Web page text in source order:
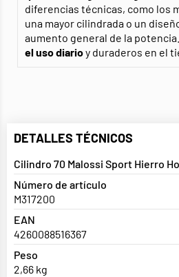
diferencias técnicas, como los
una mayor cilindrada o un
aumento general de la
el uso diarioy duraderos en el
DETALLES TÉCNICOS
Cilindro 70 Malossi Sport Hierro
Número de artículo
M317200
EAN
4260088516367
Peso
2,66 kg